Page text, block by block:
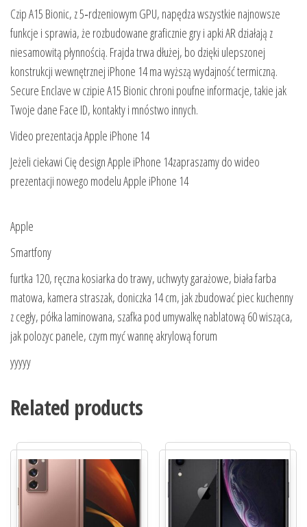
Czip A15 Bionic, z 5‑rdzeniowym GPU, napędza wszystkie najnowsze
funkcje i sprawia, że rozbudowane graficznie gry i apki AR działają z
niesamowitą płynnością. Frajda trwa dłużej, bo dzięki ulepszonej
konstrukcji wewnętrznej iPhone 14 ma wyższą wydajność termiczną.
Secure Enclave w czipie A15 Bionic chroni poufne informacje, takie jak
Twoje dane Face ID, kontakty i mnóstwo innych.
Video prezentacja Apple iPhone 14
Jeżeli ciekawi Cię design Apple iPhone 14zapraszamy do wideo
prezentacji nowego modelu Apple iPhone 14
Apple
Smartfony
furtka 120, ręczna kosiarka do trawy, uchwyty garażowe, biała farba
matowa, kamera straszak, doniczka 14 cm, jak zbudować piec kuchenny
z cegły, półka laminowana, szafka pod umywalkę nablatową 60 wisząca,
jak polozyc panele, czym myć wannę akrylową forum
yyyyy
Related products